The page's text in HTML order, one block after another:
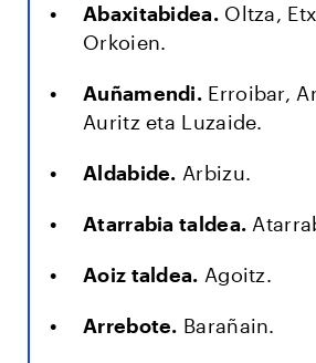
Abaxitabidea.Oltza,
Orkoien.
Auñamendi. Erroibar,
Auritz eta Luzaide.
Aldabide. Arbizu.
Atarrabia taldea.
Aoiz taldea. Agoitz.
Arrebote. Barañain.